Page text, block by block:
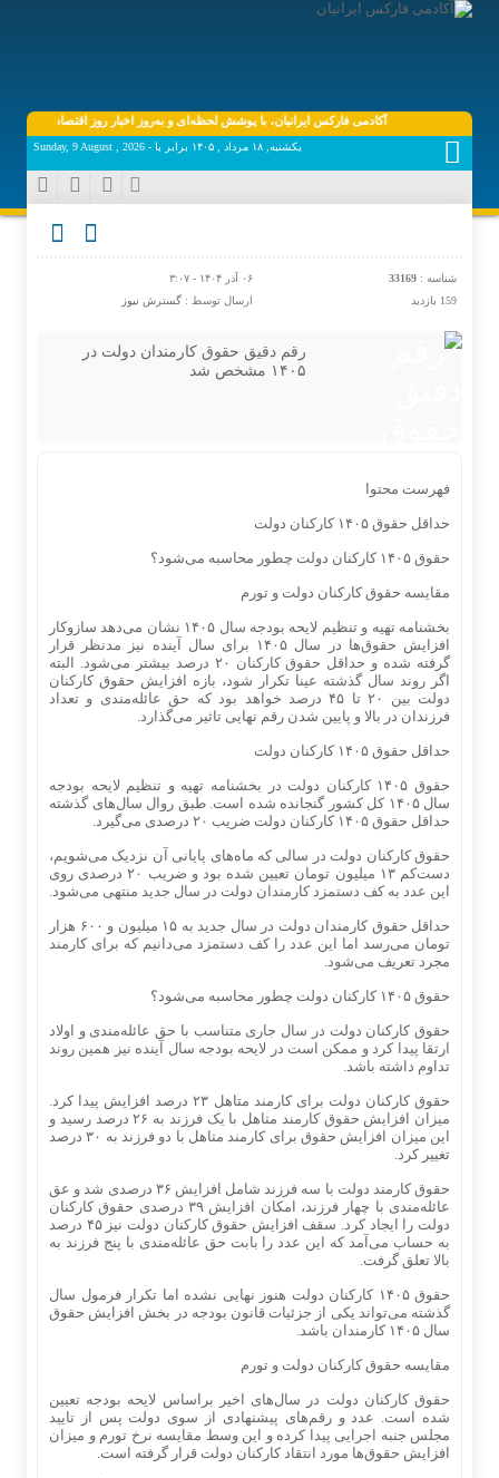
آکادمی فارکس ایرانیان، با پوشش لحظه‌ای و به‌روز اخبار روز اقتصاد دیجیتال
یکشنبه, ۱۸ مرداد , ۱۴۰۵ برابر با - Sunday, 9 August , 2026
شناسه : 33169
۰۶ آذر ۱۴۰۴ - ۳:۰۷
159 بازدید
ارسال توسط :گسترش نیوز
رقم دقیق حقوق کارمندان دولت در
۱۴۰۵ مشخص شد
فهرست محتوا
حداقل حقوق ۱۴۰۵ کارکنان دولت
حقوق ۱۴۰۵ کارکنان دولت چطور محاسبه می‌شود؟
مقایسه حقوق کارکنان دولت و تورم
بخشنامه تهیه و تنظیم لایحه بودجه سال ۱۴۰۵ نشان می‌دهد سازوکار
افزایش حقوق‌ها در سال ۱۴۰۵ برای سال آینده نیز مدنظر قرار
گرفته شده و حداقل حقوق کارکنان ۲۰ درصد بیشتر می‌شود. البته
اگر روند سال گذشته عینا تکرار شود، بازه افزایش حقوق کارکنان
دولت بین ۲۰ تا ۴۵ درصد خواهد بود که حق عائله‌مندی و تعداد
فرزندان در بالا و پایین شدن رقم نهایی تاثیر می‌گذارد.
حداقل حقوق ۱۴۰۵ کارکنان دولت
حقوق ۱۴۰۵ کارکنان دولت در بخشنامه تهیه و تنظیم لایحه بودجه
سال ۱۴۰۵ کل کشور گنجانده شده است. طبق روال سال‌های گذشته
حداقل حقوق ۱۴۰۵ کارکنان دولت ضریب ۲۰ درصدی می‌گیرد.
حقوق کارکنان دولت در سالی که ماه‌های پایانی آن نزدیک می‌شویم،
دست‌کم ۱۳ میلیون تومان تعیین شده بود و ضریب ۲۰ درصدی روی
این عدد به کف دستمزد کارمندان دولت در سال جدید منتهی می‌شود.
حداقل حقوق کارمندان دولت در سال جدید به ۱۵ میلیون و ۶۰۰ هزار
تومان می‌رسد اما این عدد را کف دستمزد می‌دانیم که برای کارمند
مجرد تعریف می‌شود.
حقوق ۱۴۰۵ کارکنان دولت چطور محاسبه می‌شود؟
حقوق کارکنان دولت در سال جاری متناسب با حق عائله‌مندی و اولاد
ارتقا پیدا کرد و ممکن است در لایحه بودجه سال آینده نیز همین روند
تداوم داشته باشد.
حقوق کارکنان دولت برای کارمند متاهل ۲۳ درصد افزایش پیدا کرد.
میزان افزایش حقوق کارمند متاهل با یک فرزند به ۲۶ درصد رسید و
این میزان افزایش حقوق برای کارمند متاهل با دو فرزند به ۳۰ درصد
تغییر کرد.
حقوق کارمند دولت با سه فرزند شامل افزایش ۳۶ درصدی شد و عق
عائله‌مندی با چهار فرزند، امکان افزایش ۳۹ درصدی حقوق کارکنان
دولت را ایجاد کرد. سقف افزایش حقوق کارکنان دولت نیز ۴۵ درصد
به حساب می‌آمد که این عدد را بابت حق عائله‌مندی با پنج فرزند به
بالا تعلق گرفت.
حقوق ۱۴۰۵ کارکنان دولت هنوز نهایی نشده اما تکرار فرمول سال
گذشته می‌تواند یکی از جزئیات قانون بودجه در بخش افزایش حقوق
سال ۱۴۰۵ کارمندان باشد.
مقایسه حقوق کارکنان دولت و تورم
حقوق کارکنان دولت در سال‌های اخیر براساس لایحه بودجه تعیین
شده است. عدد و رقم‌های پیشنهادی از سوی دولت پس از تایید
مجلس جنبه اجرایی پیدا کرده و این وسط مقایسه نرخ تورم و میزان
افزایش حقوق‌ها مورد انتقاد کارکنان دولت قرار گرفته است.